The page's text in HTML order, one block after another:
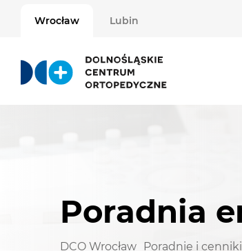
Wrocław Lubin
Poradnia
DCO Wrocław Poradnie i cenniki